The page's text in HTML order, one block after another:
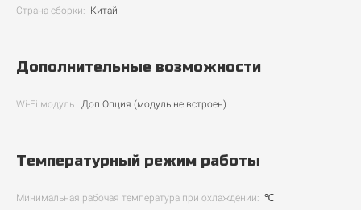
Страна сборки: Китай
Дополнительные возможности
Wi-Fi модуль: Доп.Опция (модуль не встроен)
Температурный режим работы
Минимальная рабочая температура при охлаждении: ℃